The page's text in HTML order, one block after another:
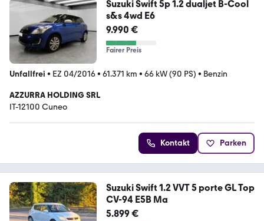
Suzuki Swift 5p 1.2 dualjet B-Cool
s&s 4wd E6
9.990 €
Fairer Preis
Unfallfrei • EZ 04/2016• 61.371 km • 66 kW (90 PS) • Benzin
AZZURRA HOLDING SRL
IT-12100 Cuneo
Kontakt Parken
Suzuki Swift 1.2 VVT 5 porte GL Top
CV-94 E5B Ma
5.899 €